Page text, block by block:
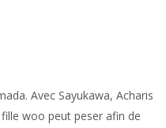
Avec Sayukawa, Acharis
woo peut peser afin de